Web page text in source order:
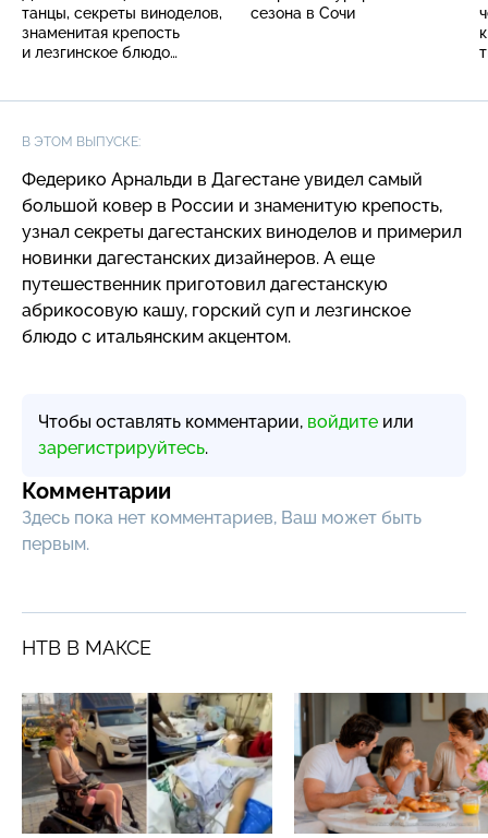
танцы, секреты виноделов,
знаменитая крепость
и лезгинское блюдо
сезона в Сочи
В ЭТОМ ВЫПУСКЕ:
Федерико Арнальди в Дагестане увидел самый
большой ковер в России и знаменитую крепость,
узнал секреты дагестанских виноделов и примерил
новинки дагестанских дизайнеров. А еще
путешественник приготовил дагестанскую
абрикосовую кашу, горский суп и лезгинское
блюдо с итальянским акцентом.
Чтобы оставлять комментарии, войдите или
зарегистрируйтесь.
Комментарии
Здесь пока нет комментариев, Ваш может быть
первым.
НТВ В МАКСЕ